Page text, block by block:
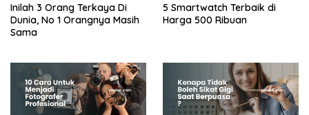
Inilah 3 Orang Terkaya Di
Dunia, No 1 Orangnya Masih
Sama
5 Smartwatch Terbaik di
Harga 500 Ribuan